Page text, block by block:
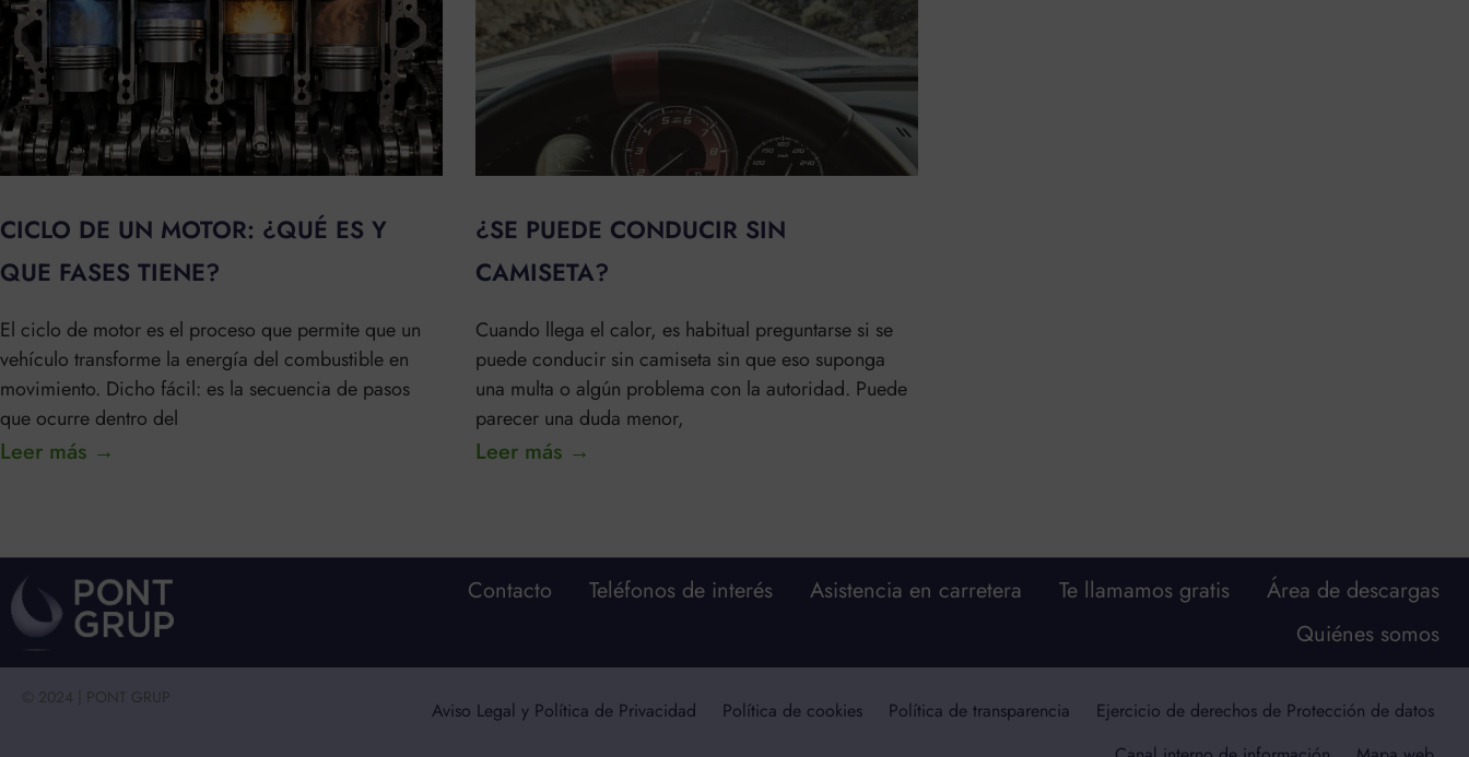
CICLO DE UN MOTOR: ¿QUÉ ES Y
QUE FASES TIENE?
El ciclo de motor es el proceso que permite que un
vehículo transforme la energía del combustible en
movimiento. Dicho fácil: es la secuencia de pasos
que ocurre dentro del
Leer más →
¿SE PUEDE CONDUCIR SIN
CAMISETA?
Cuando llega el calor, es habitual preguntarse si se
puede conducir sin camiseta sin que eso suponga
una multa o algún problema con la autoridad. Puede
parecer una duda menor,
Leer más →
Contacto Teléfonos de interés Asistencia en carretera Te llamamos gratis
Área de descargas
Quiénes somos
© 2024 | PONT GRUP
Aviso Legal y Política de Privacidad Política de cookies Política de transparencia
Ejercicio de derechos de Protección de datos